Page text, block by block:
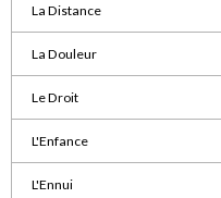
La Distance
La Douleur
Le Droit
L'Enfance
L'Ennui